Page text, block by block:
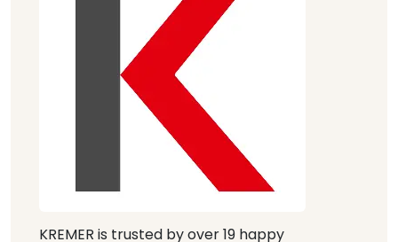
KREMER is trusted by over 19 happy